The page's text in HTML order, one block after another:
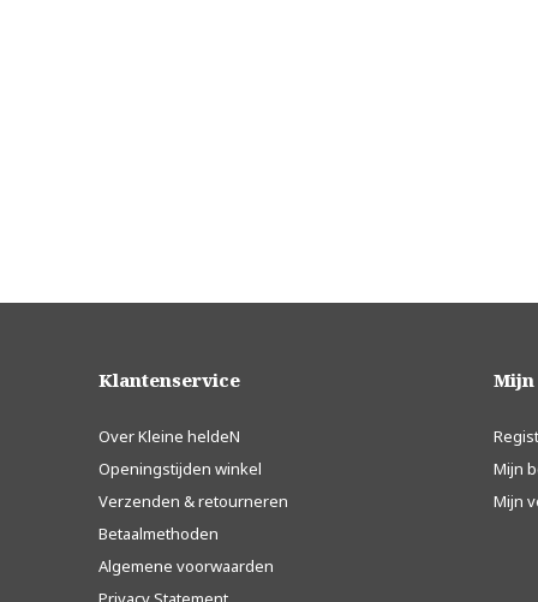
Klantenservice
Over Kleine heldeN
Openingstijden winkel
Verzenden & retourneren
Betaalmethoden
Algemene voorwaarden
Mijn
Mijn
Mijn